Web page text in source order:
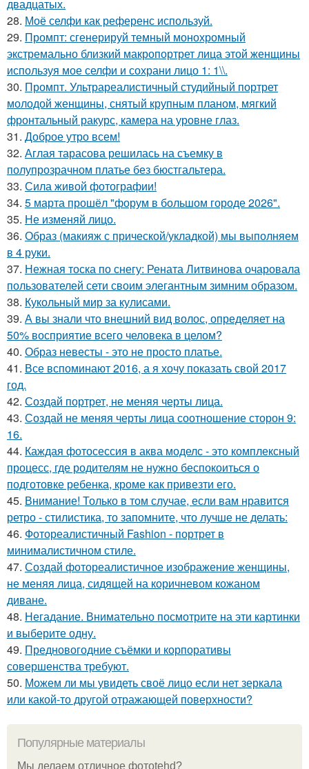
двадцатых.
28. Моё селфи как референс используй.
29. Промпт: сгенерируй темный монохромный
экстремально близкий макропортрет лица этой женщины
используя мое селфи и сохрани лицо 1: 1\\.
30. Промпт. Ультрареалистичный студийный портрет
молодой женщины, снятый крупным планом, мягкий
фронтальный ракурс, камера на уровне глаз.
31. Доброе утро всем!
32. Аглая тарасова решилась на съемку в
полупрозрачном платье без бюстгальтера.
33. Сила живой фотографии!
34. 5 марта прошёл "форум в большом городе 2026".
35. Не изменяй лицо.
36. Образ (макияж с прической/укладкой) мы выполняем
в 4 руки.
37. Нежная тоска по снегу: Рената Литвинова очаровала
пользователей сети своим элегантным зимним образом.
38. Кукольный мир за кулисами.
39. А вы знали что внешний вид волос, определяет на
50% восприятие всего человека в целом?
40. Образ невесты - это не просто платье.
41. Все вспоминают 2016, а я хочу показать свой 2017
год.
42. Создай портрет, не меняя черты лица.
43. Создай не меняя черты лица соотношение сторон 9:
16.
44. Каждая фотосессия в аква моделс - это комплексный
процесс, где родителям не нужно беспокоиться о
подготовке ребенка, кроме как привезти его.
45. Внимание! Только в том случае, если вам нравится
ретро - стилистика, то запомните, что лучше не делать:
46. Фотореалистичный Fashion - портрет в
минималистичном стиле.
47. Создай фотореалистичное изображение женщины,
не меняя лица, сидящей на коричневом кожаном
диване.
48. Негадание. Внимательно посмотрите на эти картинки
и выберите одну.
49. Предновогодние съёмки и корпоративы
совершенства требуют.
50. Можем ли мы увидеть своё лицо если нет зеркала
или какой-то другой отражающей поверхности?
Популярные материалы
Мы делаем отличное фотоtehd?